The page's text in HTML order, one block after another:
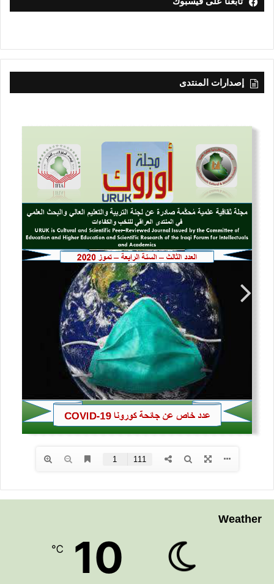
إصدارات المنتدى
Weather
10
℃